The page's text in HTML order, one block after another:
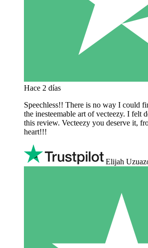
Hace 2 días
Speechless!! There is no way I could
the inesteemable art of vecteezy. I felt
this review. Vecteezy you deserve it,
heart!!!
Elijah